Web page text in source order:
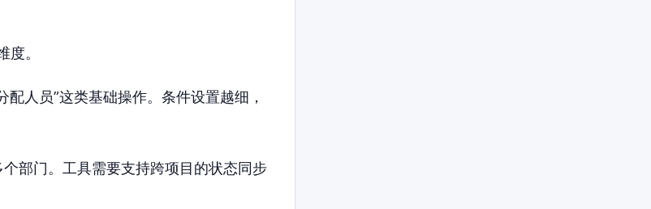
。
人员”这类基础操作。条件设置越细，
部门。工具需要支持跨项目的状态同步